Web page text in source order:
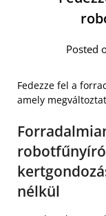
Posted
Fedezze fel a
amely
robotfűnyíró
nélkül